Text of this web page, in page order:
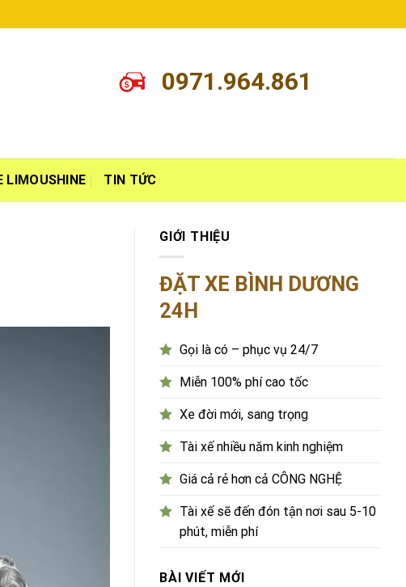
0971.964.861
LIMOUSHINE TIN TỨC
GIỚI THIỆU
ĐẶT XE BÌNH DƯƠNG
24H
Gọi là có – phục vụ 24/7
Miễn 100% phí cao tốc
Xe đời mới, sang trọng
Tài xế nhiều năm kinh nghiệm
Giá cả rẻ hơn cả CÔNG NGHỆ
Tài xế sẽ đến đón tận nơi sau 5-10
phút, miễn phí
BÀI VIẾT MỚI